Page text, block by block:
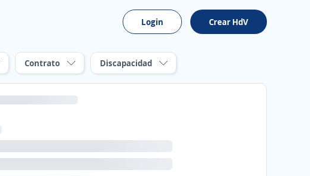
Login Crear HdV
Contrato Discapacidad